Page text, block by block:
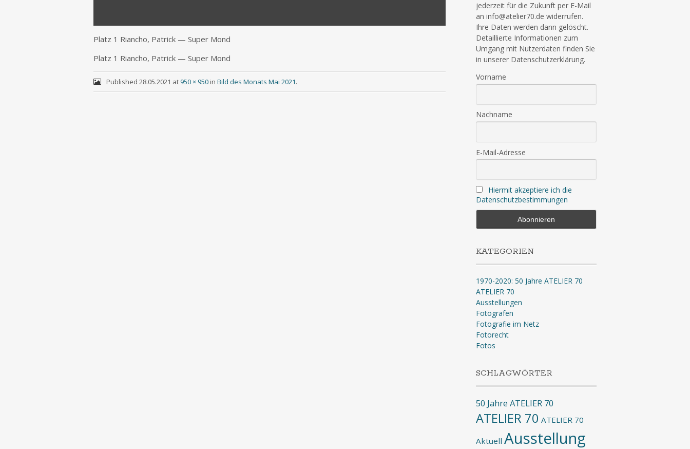
Platz 1 Riancho, Patrick — Super Mond
Platz 1 Riancho, Patrick — Super Mond
Published 28.05.2021 at950 × 950in Bild des Monats Mai 2021.
jederzeit für die Zukunft per E-Mail
an info@atelier70.de widerrufen.
Ihre Daten werden dann gelöscht.
Detaillierte Informationen zum
Umgang mit Nutzerdaten finden Sie
in unserer Datenschutzerklärung.
Vorname
Nachname
E-Mail-Adresse
Hiermit akzeptiere ich die
Datenschutzbestimmungen
KATEGORIEN
1970-2020: 50 Jahre ATELIER 70
ATELIER 70
Ausstellungen
Fotografen
Fotografie im Netz
Fotorecht
Fotos
SCHLAGWÖRTER
50 Jahre ATELIER 70
ATELIER 70 ATELIER 70
Aktuell Ausstellung